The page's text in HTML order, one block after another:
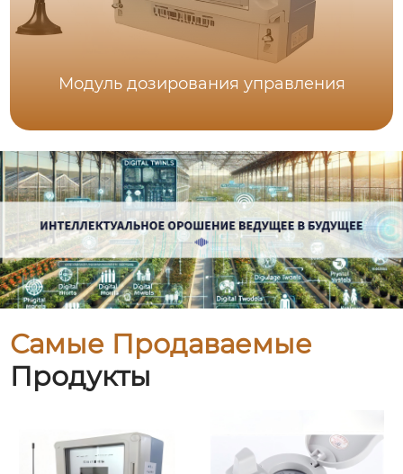
Модуль дозирования управления
Самые Продаваемые
Продукты